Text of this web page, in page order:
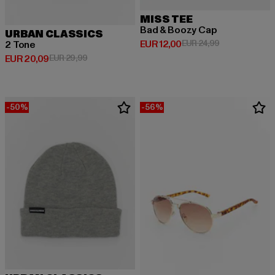
URBAN CLASSICS
2 Tone
EUR 20,09
Derzeitiger Preis: EUR 20,09
EUR 29,99Aktionspreis: EUR 29,99
MISS TEE
Bad & Boozy Cap
EUR 12,00
Derzeitiger Preis: EUR 12,00
EUR 24,99Aktionspreis:
-50% -56%